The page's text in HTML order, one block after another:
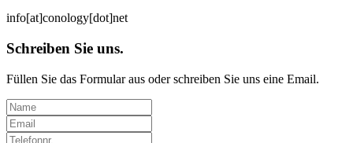
info[at]conology[dot]net
Schreiben Sie uns.
Füllen Sie das Formular aus oder schreiben Sie uns eine Email.